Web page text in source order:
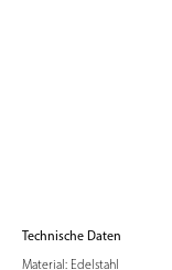
Technische Daten
Material: Edelstahl